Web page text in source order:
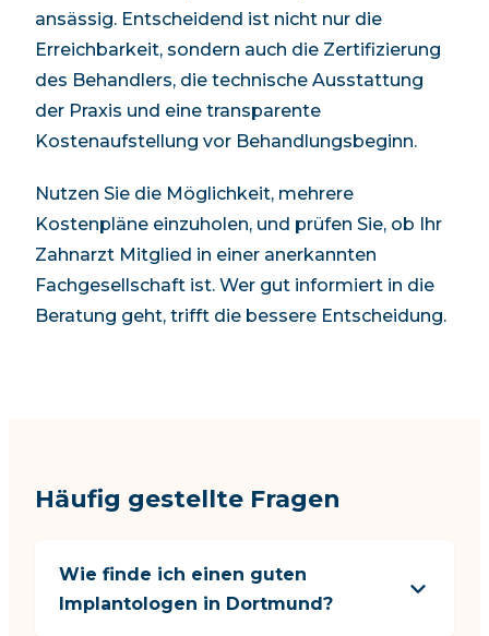
ansässig. Entscheidend ist nicht nur die
Erreichbarkeit, sondern auch die Zertifizierung
des Behandlers, die technische Ausstattung
der Praxis und eine transparente
Kostenaufstellung vor Behandlungsbeginn.
Nutzen Sie die Möglichkeit, mehrere
Kostenpläne einzuholen, und prüfen Sie, ob Ihr
Zahnarzt Mitglied in einer anerkannten
Fachgesellschaft ist. Wer gut informiert in die
Beratung geht, trifft die bessere Entscheidung.
Häufig gestellte Fragen
Wie finde ich einen guten
Implantologen in Dortmund?